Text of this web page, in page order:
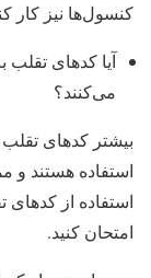
کنسول‌ها نیز کار
می‌کنند؟
استفاده هستند و
استفاده از کدهای
امتحان کنید.